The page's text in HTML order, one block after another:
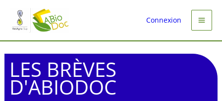
contenu
Connexion
LES BRÈVES
D'ABIODOC